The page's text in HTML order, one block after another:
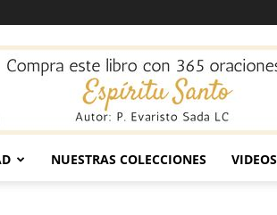
NUESTRAS COLECCIONES VIDEOS